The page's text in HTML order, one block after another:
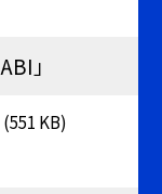
」
(551 KB)